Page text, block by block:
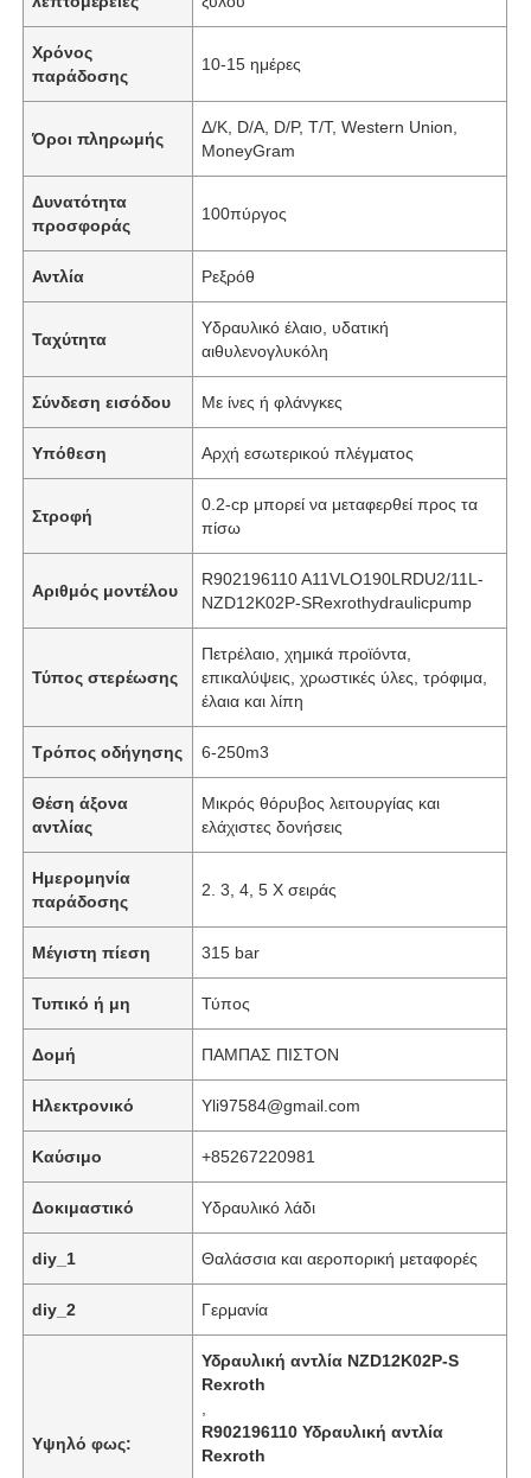
Σπίτι
Προϊόντα
Βίντεο
Χρόνος
παράδοσης
10-15 ημέρες
Όροι πληρωμής
Δ/Κ, D/Α, D/P, T/T, Western Union,
MoneyGram
Δυνατότητα
προσφοράς
100πύργος
Αντλία Ρεξρόθ
Ταχύτητα
Υδραυλικό έλαιο, υδατική
αιθυλενογλυκόλη
Σύνδεση εισόδου Με ίνες ή φλάνγκες
Υπόθεση Αρχή εσωτερικού πλέγματος
Στροφή
0.2-cp μπορεί να μεταφερθεί προς τα
πίσω
Αριθμός μοντέλου
R902196110 A11VLO190LRDU2/11L-
NZD12K02P-SRexrothydraulicpump
Τύπος στερέωσης
Πετρέλαιο, χημικά προϊόντα,
επικαλύψεις, χρωστικές ύλες, τρόφιμα,
έλαια και λίπη
Τρόπος οδήγησης 6-250m3
Θέση άξονα
αντλίας
Μικρός θόρυβος λειτουργίας και
ελάχιστες δονήσεις
Ημερομηνία
παράδοσης
2. 3, 4, 5 X σειράς
Μέγιστη πίεση 315 bar
Τυπικό ή μη Τύπος
Δομή ΠΑΜΠΑΣ ΠΙΣΤΟΝ
Ηλεκτρονικό Yli97584@gmail.com
Καύσιμο +85267220981
Δοκιμαστικό Υδραυλικό λάδι
diy_1 Θαλάσσια και αεροπορική μεταφορές
diy_2 Γερμανία
Υψηλό φως:
Υδραυλική αντλία NZD12K02P-S
Rexroth
R902196110 Υδραυλική αντλία
Rexroth